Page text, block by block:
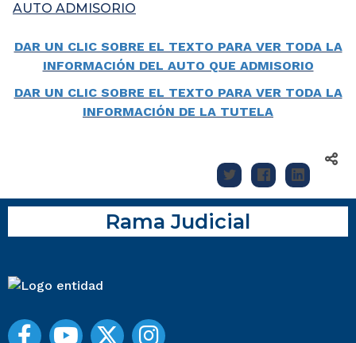
AUTO ADMISORIO
DAR UN CLIC SOBRE EL TEXTO PARA VER TODA LA
INFORMACIÓN DEL AUTO QUE ADMISORIO
DAR UN CLIC SOBRE EL TEXTO PARA VER TODA LA
INFORMACIÓN DE LA TUTELA
Rama Judicial